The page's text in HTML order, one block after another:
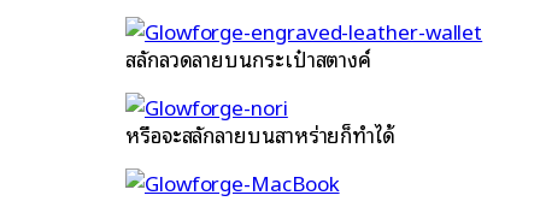
สลักลวดลายบนกระเป๋าสตางค์
หรือจะสลักลายบนสาหร่ายก็ทำได้